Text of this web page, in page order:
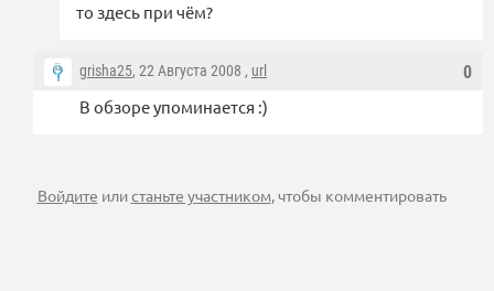
то здесь при чём?
0
grisha25, 22 Августа 2008 , url
В обзоре упоминается :)
Войдите илистаньте участником, чтобы комментировать